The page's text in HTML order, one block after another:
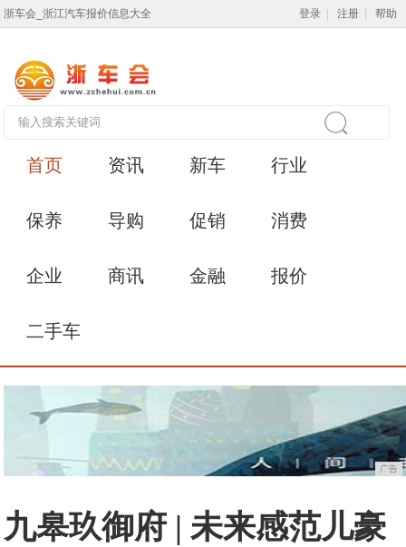
浙车会_浙江汽车报价信息大全 登录 注册 帮助
首页 资讯 新车 行业
保养 导购 促销 消费
企业 商讯 金融 报价
二手车
广告
九皋玖御府 | 未来感范儿豪